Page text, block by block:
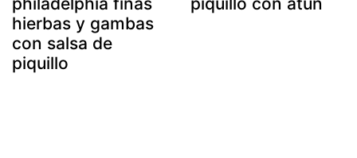
hierbas y gambas
con salsa de
piquillo